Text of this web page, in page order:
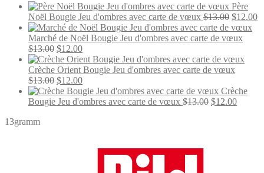
Père
Noël Bougie Jeu d'ombres avec carte de vœux $13.00 Le
prix
initial
$13.00.
$12.00
Marché de Noël Bougie Jeu d'ombres avec carte de vœux
$13.00 Le
prix
initial
était :
$13.00.
$12.00Le
prix
actuel
est :
$12.00.
Crèche Orient Bougie Jeu d'ombres avec carte de vœux
$13.00 Le
prix
initial
$12.00Le
prix
actuel
Crèche
Bougie Jeu d'ombres avec carte de vœux $13.00 Le
$12.00Le
13gramm